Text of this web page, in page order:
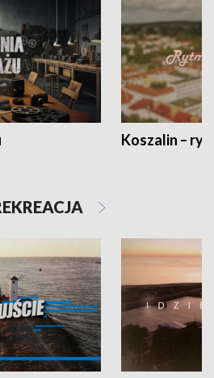
Koszalin –